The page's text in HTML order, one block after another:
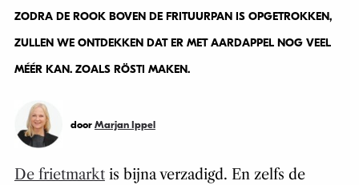
ZODRA DE ROOK BOVEN DE FRITUURPAN IS OPGETROKKEN,
ZULLEN WE ONTDEKKEN DAT ER MET AARDAPPEL NOG VEEL
MÉÉR KAN. ZOALS RÖSTI MAKEN.
door Marjan Ippel
De frietmarktis bijna verzadigd. En zelfs de